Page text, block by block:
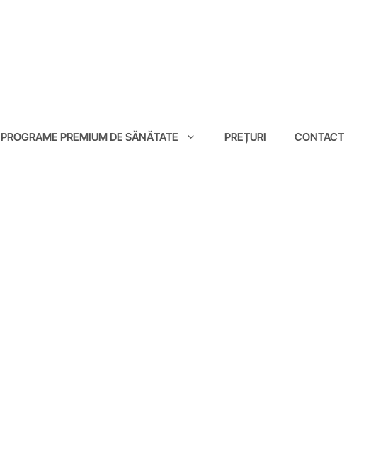
PROGRAME PREMIUM DE SĂNĂTATE PREȚURI CONTACT